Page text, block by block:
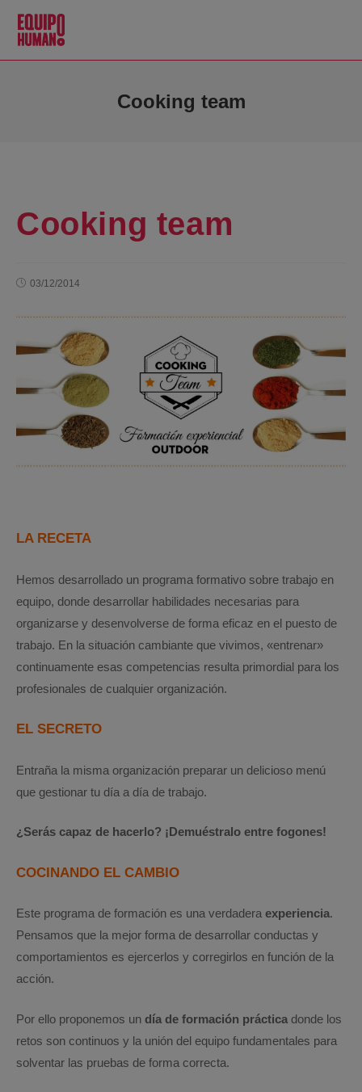
Cooking team
Cooking team
03/12/2014
LA RECETA
Hemos desarrollado un programa formativo sobre trabajo en
equipo, donde desarrollar habilidades necesarias para
organizarse y desenvolverse de forma eficaz en el puesto de
trabajo. En la situación cambiante que vivimos, «entrenar»
continuamente esas competencias resulta primordial para los
profesionales de cualquier organización.
EL SECRETO
Entraña la misma organización preparar un delicioso menú
que gestionar tu día a día de trabajo.
¿Serás capaz de hacerlo? ¡Demuéstralo entre fogones!
COCINANDO EL CAMBIO
Este programa de formación es una verdadera experiencia.
Pensamos que la mejor forma de desarrollar conductas y
comportamientos es ejercerlos y corregirlos en función de la
acción.
Por ello proponemos un día de formación práctica donde los
retos son continuos y la unión del equipo fundamentales para
solventar las pruebas de forma correcta.